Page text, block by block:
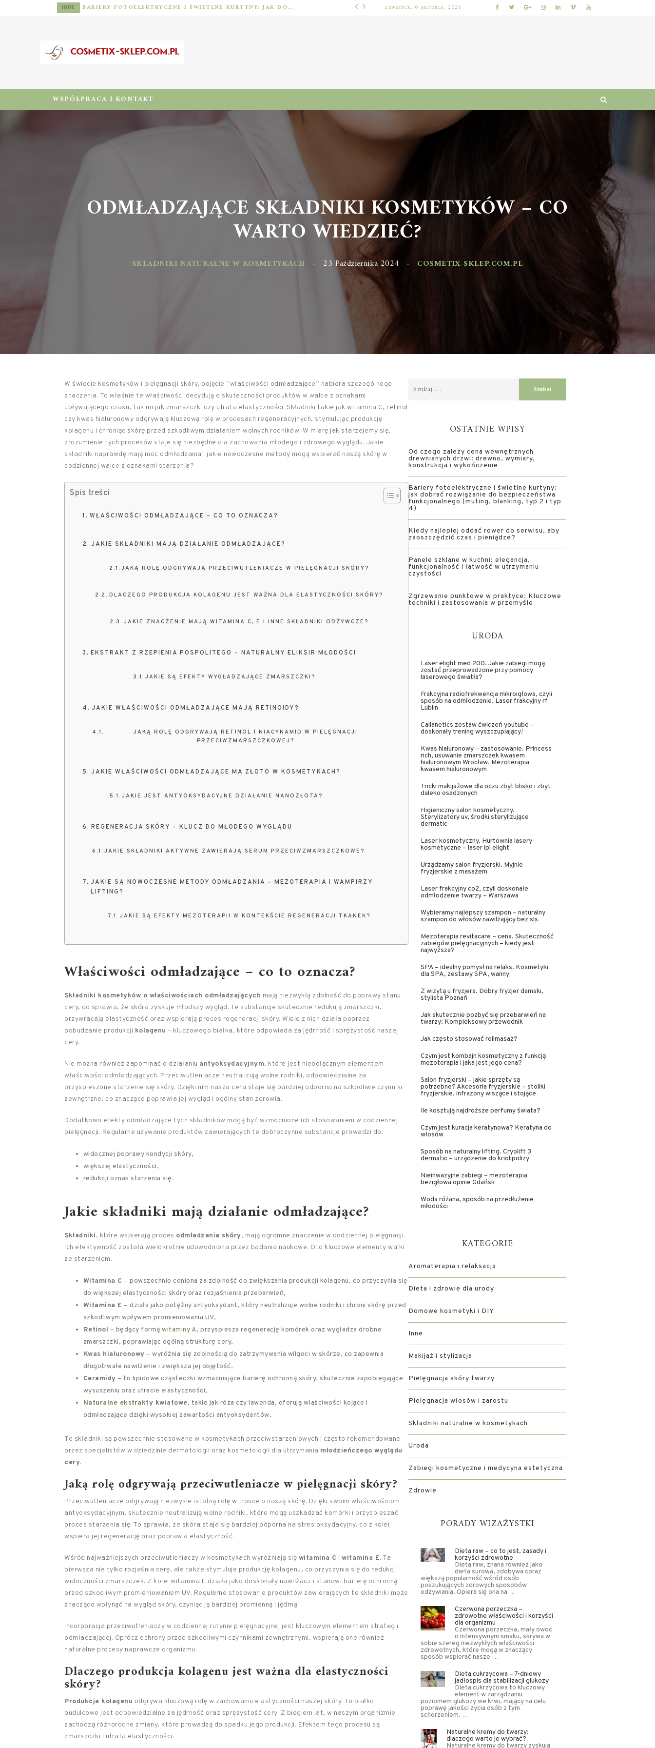
INNE BARIERY FOTOELEKTRYCZNE I ŚWIETLNE KURTYNY: JAK DOBRAĆ ROZWIĄZANIE DO BEZPIECZEŃSTWA FUNKCJONALNEGO (MUTING, BLANKING, TYP 2 I TYP 4) INNEczwartek, 6 sierpnia, 2026
WSPÓŁPRACA I KONTAKT
ODMŁADZAJĄCE SKŁADNIKI KOSMETYKÓW – CO
WARTO WIEDZIEĆ?
23 Października 2024
W świecie kosmetyków i pielęgnacji skóry, pojęcie “właściwości odmładzające” nabiera szczególnego
znaczenia. To właśnie te właściwości decydują o skuteczności produktów w walce z oznakami
upływającego czasu, takimi jak zmarszczki czy utrata elastyczności. Składniki takie jak witamina C, retinol
czy kwas hialuronowy odgrywają kluczową rolę w procesach regeneracyjnych, stymulując produkcję
kolagenu i chroniąc skórę przed szkodliwym działaniem wolnych rodników. W miarę jak starzejemy się,
zrozumienie tych procesów staje się niezbędne dla zachowania młodego i zdrowego wyglądu. Jakie
składniki naprawdę mają moc odmładzania i jakie nowoczesne metody mogą wspierać naszą skórę w
codziennej walce z oznakami starzenia?
Spis treści
WŁAŚCIWOŚCI ODMŁADZAJĄCE – CO TO OZNACZA?
JAKIE SKŁADNIKI MAJĄ DZIAŁANIE ODMŁADZAJĄCE?
JAKĄ ROLĘ ODGRYWAJĄ PRZECIWUTLENIACZE W PIELĘGNACJI SKÓRY?
DLACZEGO PRODUKCJA KOLAGENU JEST WAŻNA DLA ELASTYCZNOŚCI SKÓRY?
JAKIE ZNACZENIE MAJĄ WITAMINA C, E I INNE SKŁADNIKI ODŻYWCZE?
EKSTRAKT Z RZEPIENIA POSPOLITEGO – NATURALNY ELIKSIR MŁODOŚCI
JAKIE SĄ EFEKTY WYGŁADZAJĄCE ZMARSZCZKI?
JAKIE WŁAŚCIWOŚCI ODMŁADZAJĄCE MAJĄ RETINOIDY?
JAKĄ ROLĘ ODGRYWAJĄ RETINOL I NIACYNAMID W PIELĘGNACJI
PRZECIWZMARSZCZKOWEJ?
JAKIE WŁAŚCIWOŚCI ODMŁADZAJĄCE MA ZŁOTO W KOSMETYKACH?
JAKIE JEST ANTYOKSYDACYJNE DZIAŁANIE NANOZŁOTA?
REGENERACJA SKÓRY – KLUCZ DO MŁODEGO WYGLĄDU
JAKIE SKŁADNIKI AKTYWNE ZAWIERAJĄ SERUM PRZECIWZMARSZCZKOWE?
JAKIE SĄ NOWOCZESNE METODY ODMŁADZANIA – MEZOTERAPIA I WAMPIRZY
LIFTING?
JAKIE SĄ EFEKTY MEZOTERAPII W KONTEKŚCIE REGENERACJI TKANEK?
Właściwości odmładzające – co to oznacza?
Składniki kosmetyków o właściwościach odmładzających mają niezwykłą zdolność do poprawy stanu
cery, co sprawia, że skóra zyskuje młodszy wygląd. Te substancje skutecznie redukują zmarszczki,
przywracają elastyczność oraz wspierają proces regeneracji skóry. Wiele z nich działa poprzez
pobudzanie produkcji kolagenu – kluczowego białka, które odpowiada za jędrność i sprężystość naszej
cery.
Nie można również zapominać o działaniu antyoksydacyjnym, które jest nieodłącznym elementem
właściwości odmładzających. Przeciwutleniacze neutralizują wolne rodniki, odpowiedzialne za
przyspieszone starzenie się skóry. Dzięki nim nasza cera staje się bardziej odporna na szkodliwe czynniki
zewnętrzne, co znacząco poprawia jej wygląd i ogólny stan zdrowia.
Dodatkowo efekty odmładzające tych składników mogą być wzmocnione ich stosowaniem w codziennej
pielęgnacji. Regularne używanie produktów zawierających te dobroczynne substancje prowadzi do:
widocznej poprawy kondycji skóry,
większej elastyczności,
redukcji oznak starzenia się.
Jakie składniki mają działanie odmładzające?
Składniki, które wspierają proces odmładzania skóry, mają ogromne znaczenie w codziennej pielęgnacji.
Ich efektywność została wielokrotnie udowodniona przez badania naukowe. Oto kluczowe elementy walki
ze starzeniem:
Witamina C – powszechnie ceniona za zdolność do zwiększania produkcji kolagenu, co przyczynia się
do większej elastyczności skóry oraz rozjaśnienia przebarwień,
Witamina E – działa jako potężny antyoksydant, który neutralizuje wolne rodniki i chroni skórę przed
szkodliwym wpływem promieniowania UV,
Retinol – będący formąwitaminy A, przyspiesza regenerację komórek oraz wygładza drobne
zmarszczki, poprawiając ogólną strukturę cery,
Kwas hialuronowy – wyróżnia się zdolnością do zatrzymywania wilgoci w skórze, co zapewnia
długotrwałe nawilżenie i zwiększa jej objętość,
Ceramidy – to lipidowe cząsteczki wzmacniające barierę ochronną skóry, skutecznie zapobiegające
wysuszeniu oraz utracie elastyczności,
Naturalne ekstrakty kwiatowe, takie jak róża czy lawenda, oferują właściwości kojące i
odmładzające dzięki wysokiej zawartości antyoksydantów.
Te składniki są powszechnie stosowane w kosmetykach przeciwstarzeniowych i często rekomendowane
przez specjalistów w dziedzinie dermatologii oraz kosmetologii dla utrzymania młodzieńczego wyglądu
cery.
Jaką rolę odgrywają przeciwutleniacze w pielęgnacji skóry?
Przeciwutleniacze odgrywają niezwykle istotną rolę w trosce o naszą skórę. Dzięki swoim właściwościom
antyoksydacyjnym, skutecznie neutralizują wolne rodniki, które mogą uszkadzać komórki i przyspieszać
proces starzenia się. To sprawia, że skóra staje się bardziej odporna na stres oksydacyjny, co z kolei
wspiera jej regenerację oraz poprawia elastyczność.
Wśród najważniejszych przeciwutleniaczy w kosmetykach wyróżniają się witamina C i witamina E. Ta
pierwsza nie tylko rozjaśnia cerę, ale także stymuluje produkcję kolagenu, co przyczynia się do redukcji
widoczności zmarszczek. Z kolei witamina E działa jako doskonały nawilżacz i stanowi barierę ochronną
przed szkodliwym promieniowaniem UV. Regularne stosowanie produktów zawierających te składniki może
znacząco wpłynąć na wygląd skóry, czyniąc ją bardziej promienną i jędrną.
Incorporacja przeciwutleniaczy w codziennej rutynie pielęgnacyjnej jest kluczowym elementem strategii
odmładzającej. Oprócz ochrony przed szkodliwymi czynnikami zewnętrznymi, wspierają one również
naturalne procesy naprawcze organizmu.
Dlaczego produkcja kolagenu jest ważna dla elastyczności
skóry?
Produkcja kolagenu odgrywa kluczową rolę w zachowaniu elastyczności naszej skóry. To białko
budulcowe jest odpowiedzialne za jędrność oraz sprężystość cery. Z biegiem lat, w naszym organizmie
zachodzą różnorodne zmiany, które prowadzą do spadku jego produkcji. Efektem tego procesu są
zmarszczki i utrata elastyczności.
OSTATNIE WPISY
Od czego zależy cena wewnętrznych
drewnianych drzwi: drewno, wymiary,
konstrukcja i wykończenie
Bariery fotoelektryczne i świetlne kurtyny:
jak dobrać rozwiązanie do bezpieczeństwa
funkcjonalnego (muting, blanking, typ 2 i typ
4)
Kiedy najlepiej oddać rower do serwisu, aby
zaoszczędzić czas i pieniądze?
Panele szklane w kuchni: elegancja,
funkcjonalność i łatwość w utrzymaniu
czystości
Zgrzewanie punktowe w praktyce: Kluczowe
techniki i zastosowania w przemyśle
URODA
Laser elight med 200. Jakie zabiegi mogą
zostać przeprowadzone przy pomocy
laserowego światła?
Frakcyjna radiofrekwencja mikroigłowa, czyli
sposób na odmłodzenie. Laser frakcyjny rf
Lublin
Callanetics zestaw ćwiczeń youtube –
doskonały trening wyszczuplający!
Kwas hialuronowy – zastosowanie. Princess
rich, usuwanie zmarszczek kwasem
hialuronowym Wrocław. Mezoterapia
kwasem hialuronowym
Tricki makijażowe dla oczu zbyt blisko i zbyt
daleko osadzonych
Higieniczny salon kosmetyczny.
Sterylizatory uv, środki sterylizujące
dermatic
Laser kosmetyczny. Hurtownia lasery
kosmetyczne – laser ipl elight
Urządzamy salon fryzjerski. Myjnie
fryzjerskie z masażem
Laser frakcyjny co2, czyli doskonałe
odmłodzenie twarzy – Warszawa
Wybieramy najlepszy szampon – naturalny
szampon do włosów nawilżający bez sls
Mezoterapia revitacare – cena. Skuteczność
zabiegów pielęgnacyjnych – kiedy jest
najwyższa?
SPA – idealny pomysł na relaks. Kosmetyki
dla SPA, zestawy SPA, wanny
Z wizytą u fryzjera. Dobry fryzjer damski,
stylista Poznań
Jak skutecznie pozbyć się przebarwień na
twarzy: Kompleksowy przewodnik
Jak często stosować rollmasaż?
Czym jest kombajn kosmetyczny z funkcją
mezoterapia i jaka jest jego cena?
Salon fryzjerski – jakie sprzęty są
potrzebne? Akcesoria fryzjerskie – stoliki
fryzjerskie, infrazony wiszące i stojące
Ile kosztują najdroższe perfumy świata?
Czym jest kuracja keratynowa? Keratyna do
włosów
Sposób na naturalny lifting. Cryolift 3
dermatic – urządzenie do kriolipolizy
Nieinwazyjne zabiegi – mezoterapia
bezigłowa opinie Gdańsk
Woda różana, sposób na przedłużenie
młodości
KATEGORIE
Aromaterapia i relaksacja
Dieta i zdrowie dla urody
Domowe kosmetyki i DIY
Inne
Makijaż i stylizacja
Pielęgnacja skóry twarzy
Pielęgnacja włosów i zarostu
Składniki naturalne w kosmetykach
Uroda
Zabiegi kosmetyczne i medycyna estetyczna
Zdrowie
PORADY WIZAŻYSTKI
Dieta raw – co to jest, zasady i
korzyści zdrowotne
Dieta raw, znana również jako
dieta surowa, zdobywa coraz
większą popularność wśród osób
poszukujących zdrowych sposobów
odżywiania. Opiera się ona na …
Czerwona porzeczka –
zdrowotne właściwości i korzyści
dla organizmu
Czerwona porzeczka, mały owoc
o intensywnym smaku, skrywa w
sobie szereg niezwykłych właściwości
zdrowotnych, które mogą w znaczący
sposób wspierać nasze …
Dieta cukrzycowa – 7-dniowy
jadłospis dla stabilizacji glukozy
Dieta cukrzycowa to kluczowy
element w zarządzaniu
poziomem glukozy we krwi, mający na celu
poprawę jakości życia osób z tym
schorzeniem. …
Naturalne kremy do twarzy:
dlaczego warto je wybrać?
Naturalne kremy do twarzy zyskują